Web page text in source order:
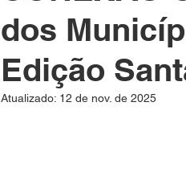
dos
Edição
Atualizado: 12 de nov. de 2025